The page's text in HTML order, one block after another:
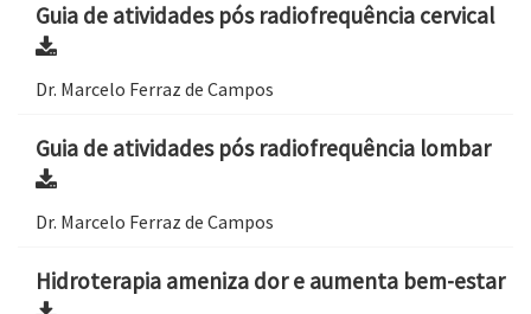
Guia de atividades pós radiofrequência cervical
Dr. Marcelo Ferraz de Campos
Guia de atividades pós radiofrequência lombar
Dr. Marcelo Ferraz de Campos
Hidroterapia ameniza dor e aumenta bem-estar